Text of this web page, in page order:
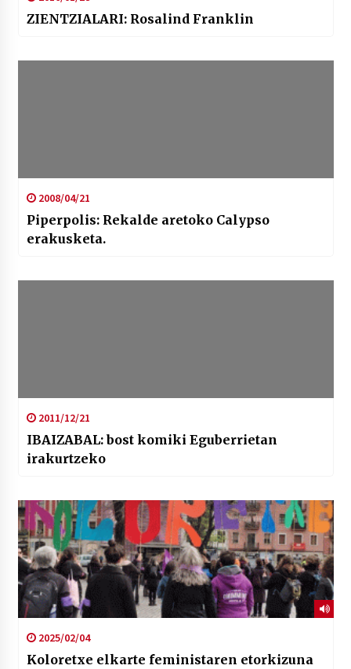
ZIENTZIALARI: Rosalind Franklin
2008/04/21
Piperpolis: Rekalde aretoko Calypso
erakusketa.
2011/12/21
IBAIZABAL: bost komiki Eguberrietan
irakurtzeko
2025/02/04
Koloretxe elkarte feministaren etorkizuna